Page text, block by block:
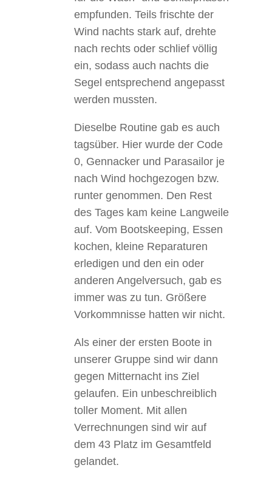
empfunden. Teils frischte der
Wind nachts stark auf, drehte
nach rechts oder schlief völlig
ein, sodass auch nachts die
Segel entsprechend angepasst
werden mussten.
Dieselbe Routine gab es auch
tagsüber. Hier wurde der Code
0, Gennacker und Parasailor je
nach Wind hochgezogen bzw.
runter genommen. Den Rest
des Tages kam keine Langweile
auf. Vom Bootskeeping, Essen
kochen, kleine Reparaturen
erledigen und den ein oder
anderen Angelversuch, gab es
immer was zu tun. Größere
Vorkommnisse hatten wir nicht.
Als einer der ersten Boote in
unserer Gruppe sind wir dann
gegen Mitternacht ins Ziel
gelaufen. Ein unbeschreiblich
toller Moment. Mit allen
Verrechnungen sind wir auf
dem 43 Platz im Gesamtfeld
gelandet.